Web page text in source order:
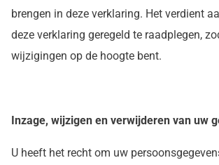
brengen in deze verklaring. Het verdient
deze verklaring geregeld te raadplegen,
wijzigingen op de hoogte bent.
Inzage, wijzigen en verwijderen van uw
U heeft het recht om uw